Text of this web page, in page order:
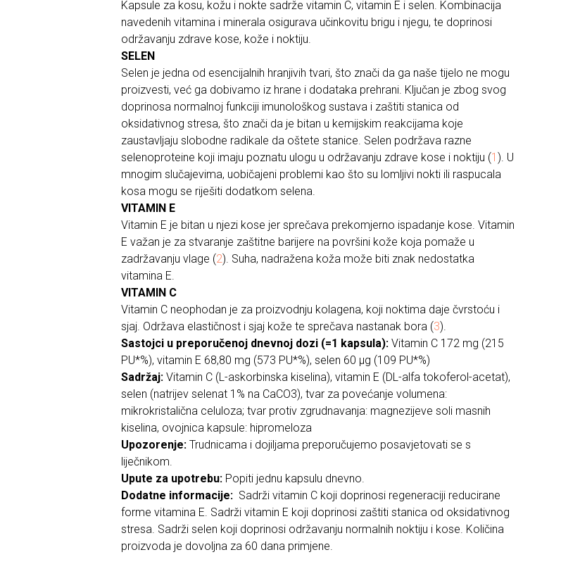
Kapsule za kosu, kožu i nokte sadrže vitamin C, vitamin E i selen. Kombinacija
navedenih vitamina i minerala osigurava učinkovitu brigu i njegu, te doprinosi
održavanju zdrave kose, kože i noktiju.
SELEN
Selen je jedna od esencijalnih hranjivih tvari, što znači da ga naše tijelo ne mogu
proizvesti, već ga dobivamo iz hrane i dodataka prehrani. Ključan je zbog svog
doprinosa normalnoj funkciji imunološkog sustava i zaštiti stanica od
oksidativnog stresa, što znači da je bitan u kemijskim reakcijama koje
zaustavljaju slobodne radikale da oštete stanice. Selen podržava razne
selenoproteine koji imaju poznatu ulogu u održavanju zdrave kose i noktiju (1 ). U
mnogim slučajevima, uobičajeni problemi kao što su lomljivi nokti ili raspucala
kosa mogu se riješiti dodatkom selena.
VITAMIN E
Vitamin E je bitan u njezi kose jer sprečava prekomjerno ispadanje kose. Vitamin
E važan je za stvaranje zaštitne barijere na površini kože koja pomaže u
zadržavanju vlage (2). Suha, nadražena koža može biti znak nedostatka
vitamina E.
VITAMIN C
Vitamin C neophodan je za proizvodnju kolagena, koji noktima daje čvrstoću i
sjaj. Održava elastičnost i sjaj kože te sprečava nastanak bora (3).
Sastojci u preporučenoj dnevnoj dozi (=1 kapsula): Vitamin C 172 mg (215
PU*%), vitamin E 68,80 mg (573 PU*%), selen 60 µg (109 PU*%)
Sadržaj: Vitamin C (L-askorbinska kiselina), vitamin E (DL-alfa tokoferol-acetat),
selen (natrijev selenat 1% na CaCO3), tvar za povećanje volumena:
mikrokristalična celuloza; tvar protiv zgrudnavanja: magnezijeve soli masnih
kiselina, ovojnica kapsule: hipromeloza
Upozorenje: Trudnicama i dojiljama preporučujemo posavjetovati se s
liječnikom.
Upute za upotrebu: Popiti jednu kapsulu dnevno.
Dodatne informacije: Sadrži vitamin C koji doprinosi regeneraciji reducirane
forme vitamina E. Sadrži vitamin E koji doprinosi zaštiti stanica od oksidativnog
stresa. Sadrži selen koji doprinosi održavanju normalnih noktiju i kose. Količina
proizvoda je dovoljna za 60 dana primjene.